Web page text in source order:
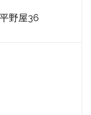
野屋36